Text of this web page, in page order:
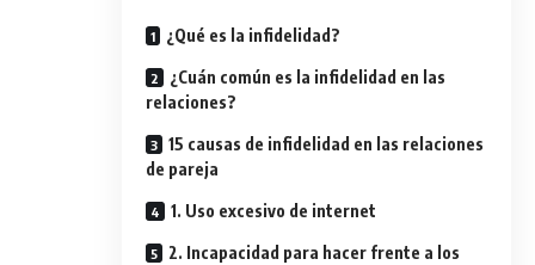
¿Qué es la infidelidad?
¿Cuán común es la infidelidad en las
relaciones?
15 causas de infidelidad en las relaciones
de pareja
1. Uso excesivo de internet
2. Incapacidad para hacer frente a los